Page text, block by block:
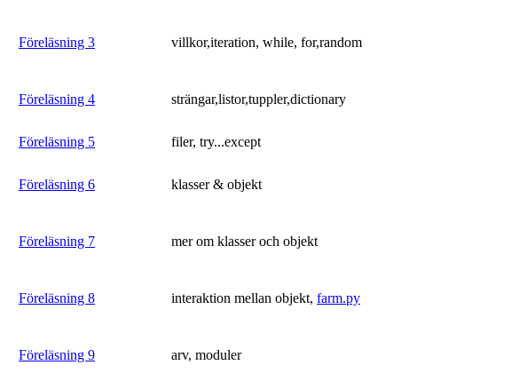
Föreläsning 3 villkor,iteration, while, for,random
Föreläsning 4 strängar,listor,tuppler,dictionary
Föreläsning 5 filer, try...except
Föreläsning 6 klasser & objekt
Föreläsning 7 mer om klasser och objekt
Föreläsning 8 interaktion mellan objekt, farm.py
Föreläsning 9 arv, moduler